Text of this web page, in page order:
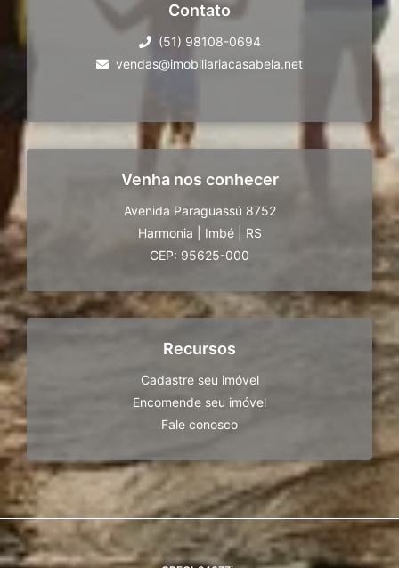
Contato
(51) 98108-0694
vendas@imobiliariacasabela.net
Venha nos conhecer
Avenida Paraguassú 8752
Harmonia
Imbé
RS
CEP: 95625-000
Recursos
Cadastre seu imóvel
Encomende seu imóvel
Fale conosco